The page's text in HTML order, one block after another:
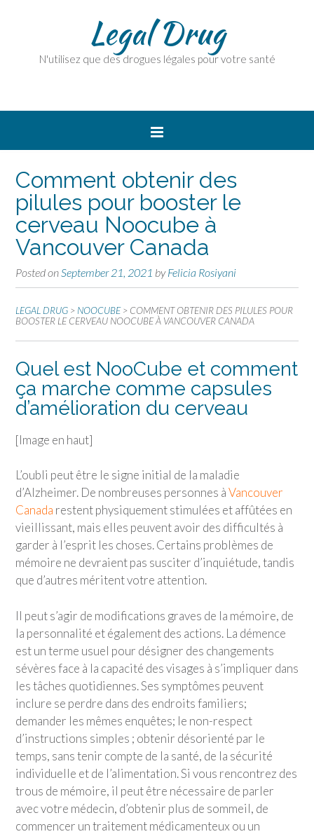
Legal Drug
N'utilisez que des drogues légales pour votre santé
Comment obtenir des
pilules pour booster le
cerveau Noocube à
Vancouver Canada
Posted onSeptember 21, 2021 byFelicia Rosiyani
LEGAL DRUG > NOOCUBE > COMMENT OBTENIR DES PILULES POUR
BOOSTER LE CERVEAU NOOCUBE À VANCOUVER CANADA
Quel est NooCube et comment
ça marche comme capsules
d’amélioration du cerveau
[Image en haut]
L’oubli peut être le signe initial de la maladie
d’Alzheimer. De nombreuses personnes àVancouver
Canada restent physiquement stimulées et affûtées en
vieillissant, mais elles peuvent avoir des difficultés à
garder à l’esprit les choses. Certains problèmes de
mémoire ne devraient pas susciter d’inquiétude, tandis
que d’autres méritent votre attention.
Il peut s’agir de modifications graves de la mémoire, de
la personnalité et également des actions. La démence
est un terme usuel pour désigner des changements
sévères face à la capacité des visages à s’impliquer dans
les tâches quotidiennes. Ses symptômes peuvent
inclure se perdre dans des endroits familiers;
demander les mêmes enquêtes; le non-respect
d’instructions simples ; obtenir désorienté par le
temps, sans tenir compte de la santé, de la sécurité
individuelle et de l’alimentation. Si vous rencontrez des
trous de mémoire, il peut être nécessaire de parler
avec votre médecin, d’obtenir plus de sommeil, de
commencer un traitement médicamenteux ou un